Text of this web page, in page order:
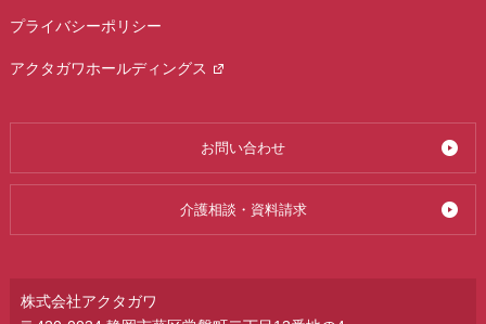
お問い合わせ
介護相談・資料請求
プライバシーポリシー
アクタガワホールディングス
株式会社アクタガワ